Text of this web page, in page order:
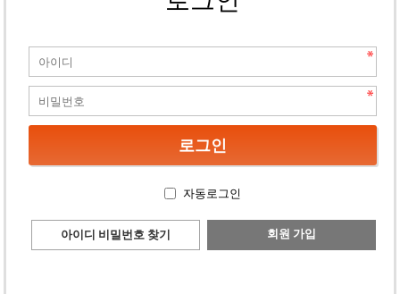
자동로그인
아이디 비밀번호 찾기 회원 가입